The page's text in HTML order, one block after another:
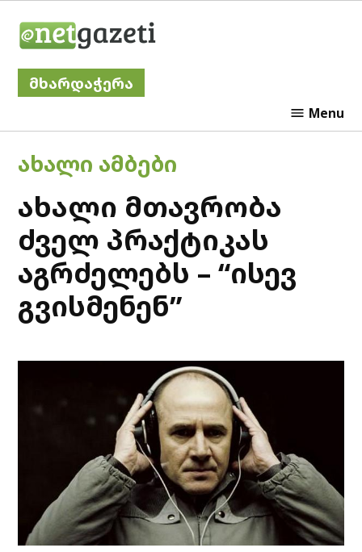
მხარდაჭერა
Menu
POSTED
IN
ᲐᲮᲐᲚᲘ ᲐᲛᲑᲔᲑᲘ
ახალი მთავრობა
ძველ პრაქტიკას
აგრძელებს – “ისევ
გვისმენენ”